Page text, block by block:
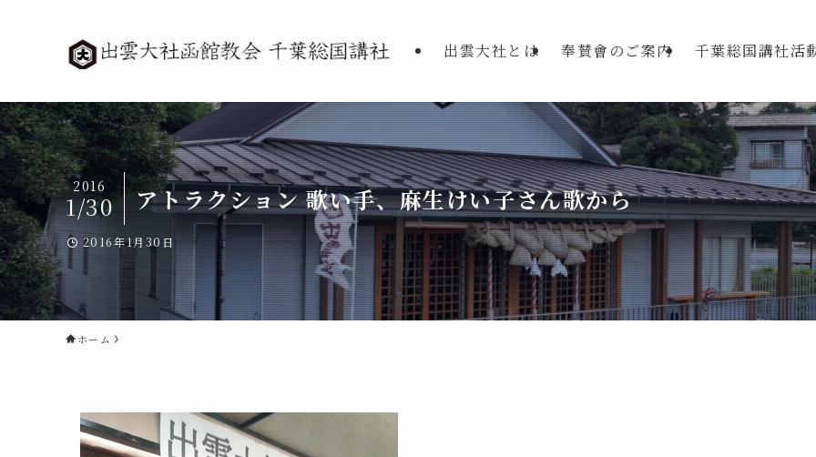
出雲大社とは 奉賛會のご案内 千葉総国講社活
アトラクション 歌い手、麻生けい子さん歌から
2016
1/30
2016年1月30日
ホーム